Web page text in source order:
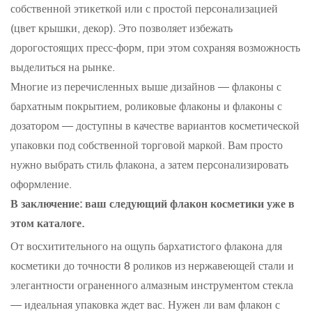
собственной этикеткой или с простой персонализацией
(цвет крышки, декор). Это позволяет избежать
дорогостоящих пресс-форм, при этом сохраняя возможность
выделиться на рынке.
Многие из перечисленных выше дизайнов — флаконы с
бархатным покрытием, роликовые флаконы и флаконы с
дозатором — доступны в качестве вариантов косметической
упаковки под собственной торговой маркой. Вам просто
нужно выбрать стиль флакона, а затем персонализировать
оформление.
В заключение: ваш следующий флакон косметики уже в
этом каталоге.
От восхитительного на ощупь бархатистого флакона для
косметики до точности 8 роликов из нержавеющей стали и
элегантности ограненного алмазным инструментом стекла
— идеальная упаковка ждет вас. Нужен ли вам флакон с